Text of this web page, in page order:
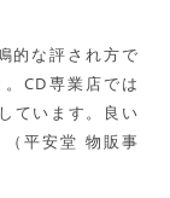
的な評され方で
CD専業店では
ています。良い
平安堂 物販事